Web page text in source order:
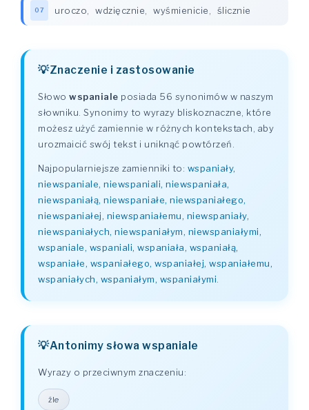
07 uroczo, wdzięcznie, wyśmienicie, ślicznie
Znaczenie i zastosowanie
Słowo wspaniale posiada 56 synonimów w naszym
słowniku. Synonimy to wyrazy bliskoznaczne, które
możesz użyć zamiennie w różnych kontekstach, aby
urozmaicić swój tekst i uniknąć powtórzeń.
Najpopularniejsze zamienniki to: wspaniały,
niewspaniale, niewspaniali, niewspaniała,
niewspaniałą, niewspaniałe, niewspaniałego,
niewspaniałej, niewspaniałemu, niewspaniały,
niewspaniałych, niewspaniałym, niewspaniałymi,
wspaniale, wspaniali, wspaniała, wspaniałą,
wspaniałe, wspaniałego, wspaniałej, wspaniałemu,
wspaniałych, wspaniałym, wspaniałymi.
Antonimy słowa wspaniale
Wyrazy o przeciwnym znaczeniu:
źle